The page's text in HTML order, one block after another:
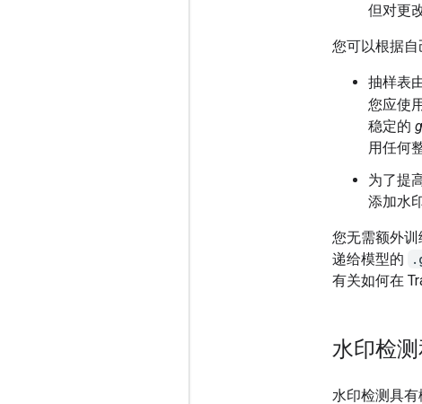
但对更
您可以根据自
抽样表
您应使
稳定的 g
用任何
为了提
添加水印
您无需额外
递给模型的
有关如何在
水印检
水印检测具有